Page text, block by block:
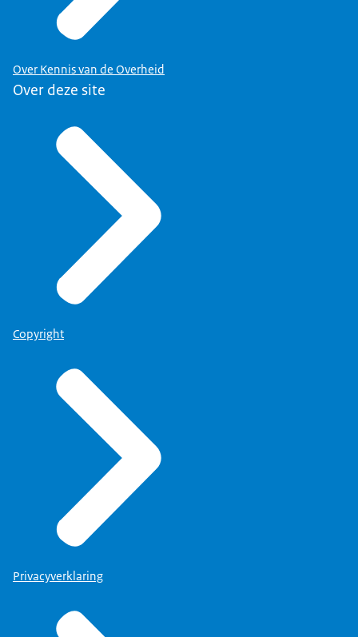
Snappen ze, in die relaties, snappen die wat ik op
de inhoud aan het doen ben, en met de
doen om die bestuurlijke stress te verminderen?
Wat kan ik in die inhoud doen om...? Dus dat ben
Over Kennis van de Overheid
Over deze site
Copyright
Privacyverklaring